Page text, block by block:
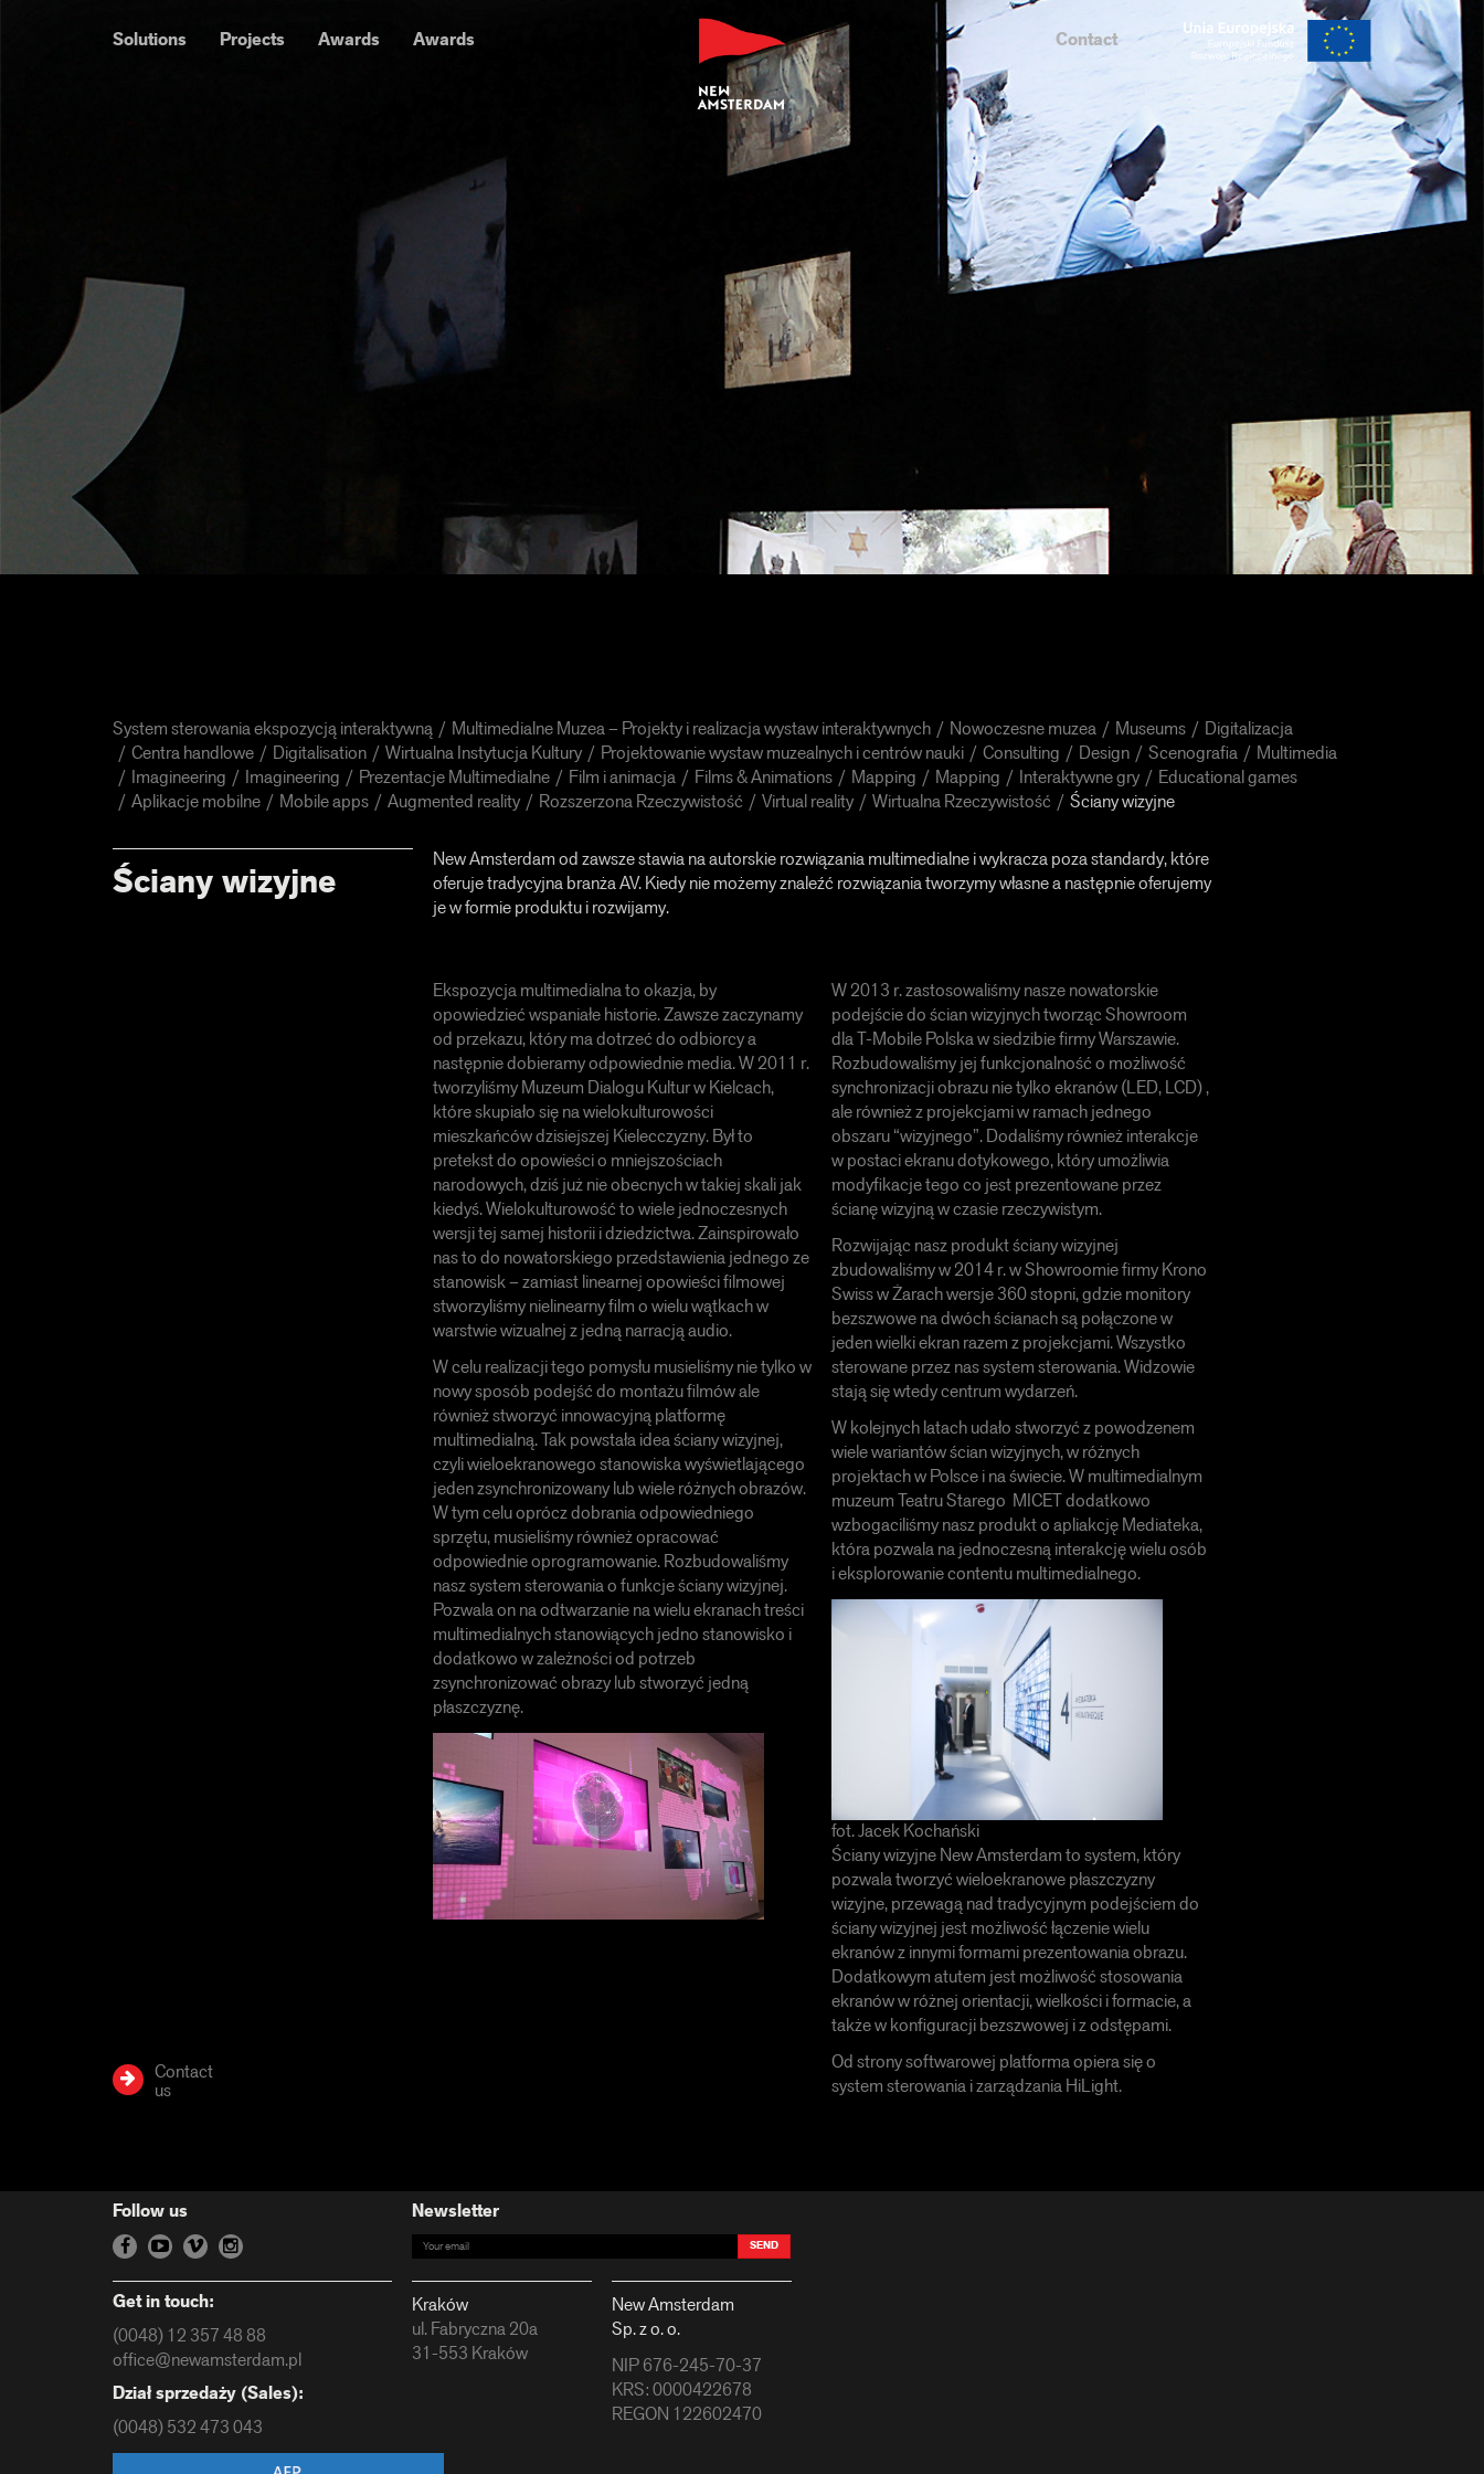
Solutions Projects Awards Awards Contact
System sterowania ekspozycją interaktywną Multimedialne Muzea – Projekty i realizacja wystaw interaktywnych Nowoczesne muzea Museums
Digitalizacja
Centra handlowe
Digitalisation Wirtualna Instytucja Kultury Projektowanie wystaw muzealnych i centrów nauki Consulting Design Scenografia
Multimedia
Imagineering
Imagineering Prezentacje Multimedialne Film i animacja Films & Animations Mapping Mapping Interaktywne gry
Educational games
Aplikacje mobilne
Mobile apps Augmented reality Rozszerzona Rzeczywistość Virtual reality Wirtualna Rzeczywistość Ściany wizyjne
Ściany wizyjne
New Amsterdam od zawsze stawia na autorskie rozwiązania multimedialne i wykracza poza standardy, które
oferuje tradycyjna branża AV. Kiedy nie możemy znaleźć rozwiązania tworzymy własne a następnie oferujemy
je w formie produktu i rozwijamy.
Ekspozycja multimedialna to okazja, by
opowiedzieć wspaniałe historie. Zawsze zaczynamy
od przekazu, który ma dotrzeć do odbiorcy a
następnie dobieramy odpowiednie media. W 2011 r.
tworzyliśmy Muzeum Dialogu Kultur w Kielcach,
które skupiało się na wielokulturowości
mieszkańców dzisiejszej Kielecczyzny. Był to
pretekst do opowieści o mniejszościach
narodowych, dziś już nie obecnych w takiej skali jak
kiedyś. Wielokulturowość to wiele jednoczesnych
wersji tej samej historii i dziedzictwa. Zainspirowało
nas to do nowatorskiego przedstawienia jednego ze
stanowisk – zamiast linearnej opowieści filmowej
stworzyliśmy nielinearny film o wielu wątkach w
warstwie wizualnej z jedną narracją audio.
W celu realizacji tego pomysłu musieliśmy nie tylko w
nowy sposób podejść do montażu filmów ale
również stworzyć innowacyjną platformę
multimedialną. Tak powstała idea ściany wizyjnej,
czyli wieloekranowego stanowiska wyświetlającego
jeden zsynchronizowany lub wiele różnych obrazów.
W tym celu oprócz dobrania odpowiedniego
sprzętu, musieliśmy również opracować
odpowiednie oprogramowanie. Rozbudowaliśmy
nasz system sterowania o funkcje ściany wizyjnej.
Pozwala on na odtwarzanie na wielu ekranach treści
multimedialnych stanowiących jedno stanowisko i
dodatkowo w zależności od potrzeb
zsynchronizować obrazy lub stworzyć jedną
płaszczyznę.
W 2013 r. zastosowaliśmy nasze nowatorskie
podejście do ścian wizyjnych tworząc Showroom
dla T-Mobile Polska w siedzibie firmy Warszawie.
Rozbudowaliśmy jej funkcjonalność o możliwość
synchronizacji obrazu nie tylko ekranów (LED, LCD) ,
ale również z projekcjami w ramach jednego
obszaru “wizyjnego”. Dodaliśmy również interakcje
w postaci ekranu dotykowego, który umożliwia
modyfikacje tego co jest prezentowane przez
ścianę wizyjną w czasie rzeczywistym.
Rozwijając nasz produkt ściany wizyjnej
zbudowaliśmy w 2014 r. w Showroomie firmy Krono
Swiss w Żarach wersje 360 stopni, gdzie monitory
bezszwowe na dwóch ścianach są połączone w
jeden wielki ekran razem z projekcjami. Wszystko
sterowane przez nas system sterowania. Widzowie
stają się wtedy centrum wydarzeń.
W kolejnych latach udało stworzyć z powodzenem
wiele wariantów ścian wizyjnych, w różnych
projektach w Polsce i na świecie. W multimedialnym
muzeum Teatru Starego MICET dodatkowo
wzbogaciliśmy nasz produkt o apliakcję Mediateka,
która pozwala na jednoczesną interakcję wielu osób
i eksplorowanie contentu multimedialnego.
fot. Jacek Kochański
Ściany wizyjne New Amsterdam to system, który
pozwala tworzyć wieloekranowe płaszczyzny
wizyjne, przewagą nad tradycyjnym podejściem do
ściany wizyjnej jest możliwość łączenie wielu
ekranów z innymi formami prezentowania obrazu.
Dodatkowym atutem jest możliwość stosowania
ekranów w różnej orientacji, wielkości i formacie, a
także w konfiguracji bezszwowej i z odstępami.
Od strony softwarowej platforma opiera się o
system sterowania i zarządzania HiLight.
Contact
us
Follow us Newsletter
SEND
Get in touch:
(0048) 12 357 48 88
office@newamsterdam.pl
Dział sprzedaży (Sales):
(0048) 532 473 043
Kraków
ul. Fabryczna 20a
31-553 Kraków
New Amsterdam
Sp. z o. o.
NIP 676-245-70-37
KRS: 0000422678
REGON 122602470